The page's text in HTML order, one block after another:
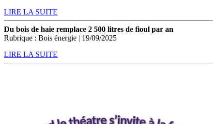
LIRE LA SUITE
Du bois de haie remplace 2 500 litres de fioul par an
Rubrique : Bois énergie | 19/09/2025
LIRE LA SUITE